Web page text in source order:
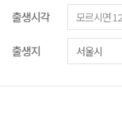
출생시각
출생지